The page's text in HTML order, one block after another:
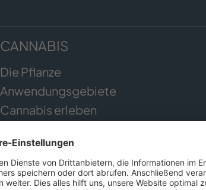
CANNABIS
Die Pflanze
Anwendungsgebiete
Cannabis erleben